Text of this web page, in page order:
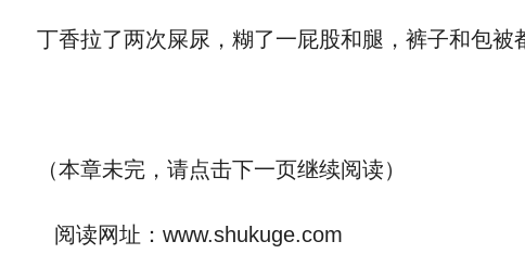
丁香拉了两次屎尿，糊了一屁股和腿，裤子和包被
（本章未完，请点击下一页继续阅读）
阅读网址：www.shukuge.com